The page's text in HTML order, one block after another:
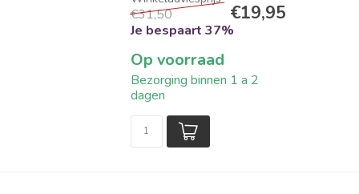
€31,50 €19,95
Je bespaart 37%
Op voorraad
Bezorging binnen 1 a 2
dagen